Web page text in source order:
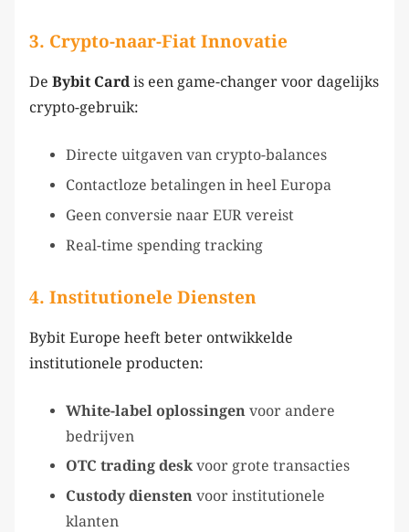
3. Crypto-naar-Fiat Innovatie
De Bybit Cardis een game-changer voor dagelijks
crypto-gebruik:
Directe uitgaven van crypto-balances
Contactloze betalingen in heel Europa
Geen conversie naar EUR vereist
Real-time spending tracking
4. Institutionele Diensten
Bybit Europe heeft beter ontwikkelde
institutionele producten:
White-label oplossingen voor andere
bedrijven
OTC trading deskvoor grote transacties
Custody diensten voor institutionele
klanten